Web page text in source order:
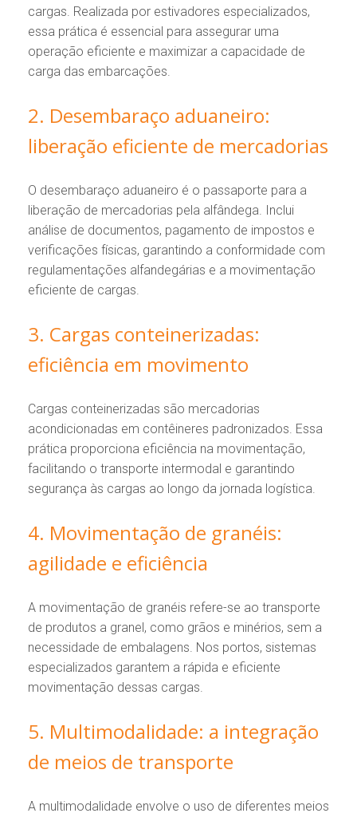
cargas. Realizada por estivadores especializados,
essa prática é essencial para assegurar uma
operação eficiente e maximizar a capacidade de
carga das embarcações.
2. Desembaraço aduaneiro:
liberação eficiente de mercadorias
O desembaraço aduaneiro é o passaporte para a
liberação de mercadorias pela alfândega. Inclui
análise de documentos, pagamento de impostos e
verificações físicas, garantindo a conformidade com
regulamentações alfandegárias e a movimentação
eficiente de cargas.
3. Cargas conteinerizadas:
eficiência em movimento
Cargas conteinerizadas são mercadorias
acondicionadas em contêineres padronizados. Essa
prática proporciona eficiência na movimentação,
facilitando o transporte intermodal e garantindo
segurança às cargas ao longo da jornada logística.
4. Movimentação de granéis:
agilidade e eficiência
A movimentação de granéis refere-se ao transporte
de produtos a granel, como grãos e minérios, sem a
necessidade de embalagens. Nos portos, sistemas
especializados garantem a rápida e eficiente
movimentação dessas cargas.
5. Multimodalidade: a integração
de meios de transporte
A multimodalidade envolve o uso de diferentes meios